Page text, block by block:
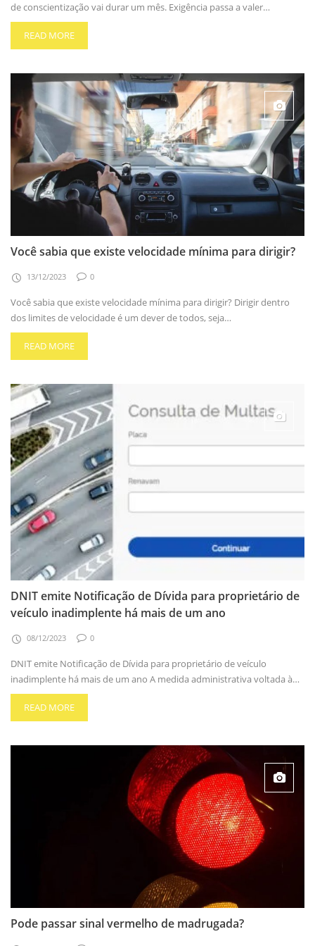
de conscientização vai durar um mês. Exigência passa a valer…
READ MORE
Você sabia que existe velocidade mínima para dirigir?
13/12/2023 0
Você sabia que existe velocidade mínima para dirigir? Dirigir dentro
dos limites de velocidade é um dever de todos, seja…
READ MORE
DNIT emite Notificação de Dívida para proprietário de
veículo inadimplente há mais de um ano
08/12/2023 0
DNIT emite Notificação de Dívida para proprietário de veículo
inadimplente há mais de um ano A medida administrativa voltada à…
READ MORE
Pode passar sinal vermelho de madrugada?